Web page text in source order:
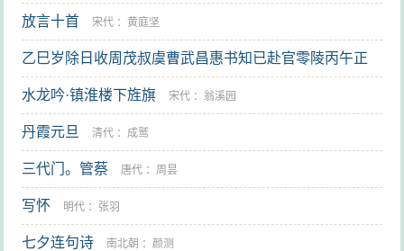
放言十首 宋代 ：黄庭坚
乙巳岁除日收周茂叔虞曹武昌惠书知已赴官零陵丙午正
月内成十诗奉寄 其二 宋代： 蒲宗孟
水龙吟·镇淮楼下旌旗 宋代 ： 翁溪园
丹霞元旦 清代 ： 成鹫
三代门。管蔡 唐代 ： 周昙
写怀 明代 ： 张羽
七夕连句诗 南北朝 ：颜测